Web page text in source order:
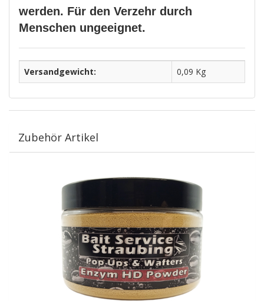
werden. Für den Verzehr durch
Menschen ungeeignet.
Versandgewicht: 0,09 Kg
Zubehör Artikel